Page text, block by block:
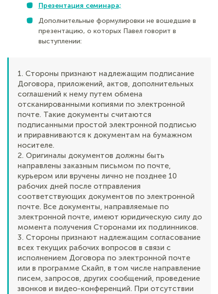
Презентация семинара;
Дополнительные формулировки не вошедшие в
презентацию, о которых Павел говорит в
выступлении:
1. Стороны признают надлежащим подписание
Договора, приложений, актов, дополнительных
соглашений к нему путем обмена
отсканированными копиями по электронной
почте. Такие документы считаются
подписанными простой электронной подписью
и приравниваются к документам на бумажном
носителе.
2. Оригиналы документов должны быть
направлены заказным письмом по почте,
курьером или вручены лично не позднее 10
рабочих дней после отправления
соответствующих документов по электронной
почте. Все документы, направляемые по
электронной почте, имеют юридическую силу до
момента получения Сторонами их подлинников.
3. Стороны признают надлежащим согласование
всех текущих рабочих вопросов в связи с
исполнением Договора по электронной почте
или в программе Скайп, в том числе направление
писем, запросов, других сообщений, проведение
звонков и видео-конференций. При отсутствии